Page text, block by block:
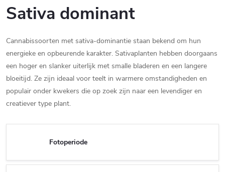
Sativa dominant
Cannabissoorten met sativa-dominantie staan bekend om hun
energieke en opbeurende karakter. Sativaplanten hebben doorgaans
een hoger en slanker uiterlijk met smalle bladeren en een langere
bloeitijd. Ze zijn ideaal voor teelt in warmere omstandigheden en
populair onder kwekers die op zoek zijn naar een levendiger en
creatiever type plant.
Fotoperiode